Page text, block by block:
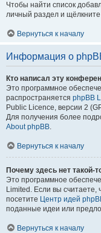
Чтобы найти список
личный раздел и
Вернуться к началу
Информация о
Кто написал эту
Это программное
распространяется phpBB
Public Licence, версии 2
Для получения более
About phpBB.
Вернуться к началу
Почему здесь нет такой-
Это программное
Limited. Если вы считаете,
посетите Центр идей
поданные идеи или
Вернуться к началу